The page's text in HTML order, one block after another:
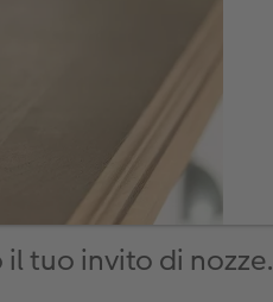
tuo invito di nozze.